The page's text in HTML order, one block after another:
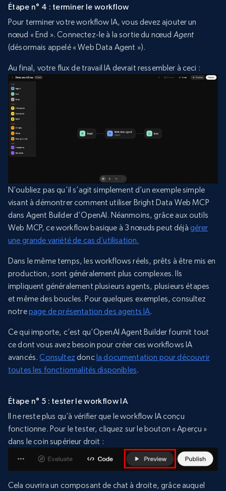
Étape n° 4 : terminer le workflow
Pour terminer votre workflow IA, vous devez ajouter un
nœud « End ». Connectez-le à la sortie du nœud Agent
(désormais appelé « Web Data Agent »).
Au final, votre flux de travail IA devrait ressembler à ceci :
N’oubliez pas qu’il s’agit simplement d’un exemple simple
visant à démontrer comment utiliser Bright Data Web MCP
dans Agent Builder d’OpenAI. Néanmoins, grâce aux outils
Web MCP, ce workflow basique à 3 nœuds peut déjà gérer
une grande variété de cas d’utilisation.
Dans le même temps, les workflows réels, prêts à être mis en
production, sont généralement plus complexes. Ils
impliquent généralement plusieurs agents, plusieurs étapes
et même des boucles. Pour quelques exemples, consultez
notrepage de présentation des agents IA.
Ce qui importe, c’est qu’OpenAI Agent Builder fournit tout
ce dont vous avez besoin pour créer ces workflows IA
avancés.Consultez donc la documentation pour découvrir
toutes les fonctionnalités disponibles.
Étape n° 5 : tester le workflow IA
Il ne reste plus qu’à vérifier que le workflow IA conçu
fonctionne. Pour le tester, cliquez sur le bouton « Aperçu »
dans le coin supérieur droit :
Cela ouvrira un composant de chat à droite, grâce auquel